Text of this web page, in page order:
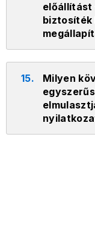
előállítást
biztosíték
15.
Milyen